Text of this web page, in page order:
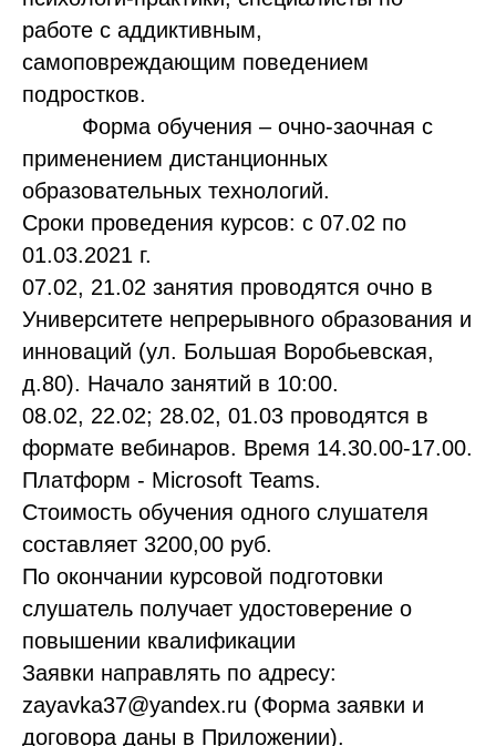
работе с аддиктивным,
самоповреждающим поведением
подростков.
Форма обучения – очно-заочная с
применением дистанционных
образовательных технологий.
Сроки проведения курсов: с 07.02 по
01.03.2021 г.
07.02, 21.02 занятия проводятся очно в
Университете непрерывного образования и
инноваций (ул. Большая Воробьевская,
д.80). Начало занятий в 10:00.
08.02, 22.02; 28.02, 01.03 проводятся в
формате вебинаров. Время 14.30.00-17.00.
Платформ - Microsoft Teams.
Стоимость обучения одного слушателя
составляет 3200,00 руб.
По окончании курсовой подготовки
слушатель получает удостоверение о
повышении квалификации
Заявки направлять по адресу:
zayavka37@yandex.ru (Форма заявки и
договора даны в Приложении).